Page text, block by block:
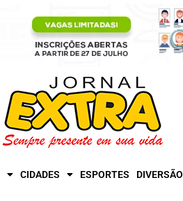
CIDADES ESPORTES DIVERSÃO